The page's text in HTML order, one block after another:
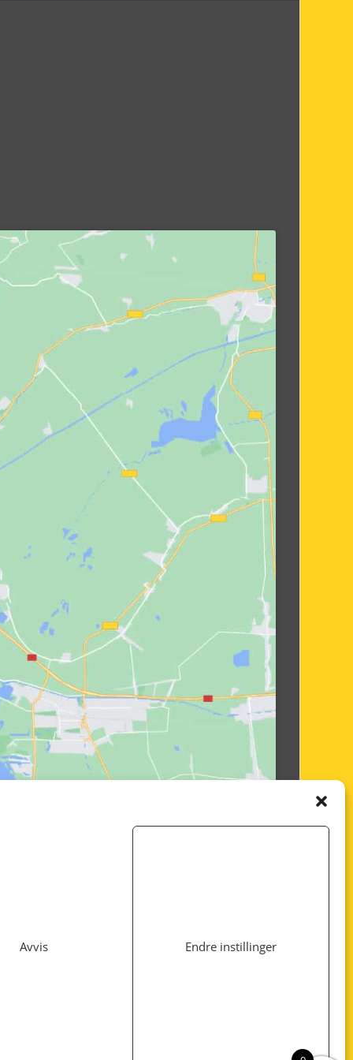
Avvis Endre instillinger